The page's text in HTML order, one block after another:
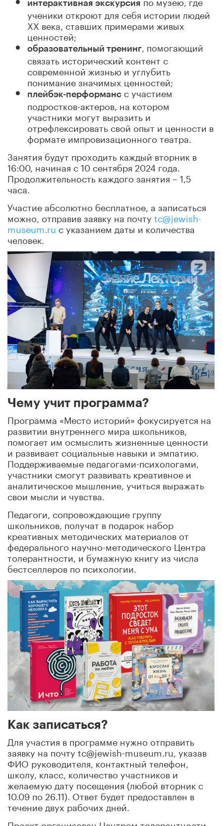
интерактивная экскурсия
ученики откроют для себя истории людей
ХХ века, ставших примерами живых
ценностей;
образовательный тренинг
, помогающий
связать исторический контент с
современной жизнью и углубить
понимание значимых ценностей;
плейбэк-перформанс с участием
подростков-актеров, на котором
участники могут выразить и
отрефлексировать свой опыт и ценности в
формате импровизационного театра.
Занятия будут проходить каждый вторник в
16:00, начиная с 10 сентября 2024 года.
Продолжительность каждого занятия – 1,5
часа.
Участие абсолютно бесплатное, а записаться
можно, отправив заявку на почту tc@jewish-
museum.ruс указанием даты и количества
человек.
Чему учит программа?
Программа «Место историй» фокусируется на
развитии внутреннего мира школьников,
помогает им осмыслить жизненные ценности
и развивает социальные навыки и эмпатию.
Поддерживаемые педагогами-психологами,
участники смогут развивать креативное и
аналитическое мышление, учиться выражать
свои мысли и чувства.
Педагоги, сопровождающие группу
школьников, получат в подарок набор
креативных методических материалов от
федерального научно-методического Центра
толерантности, и бумажную книгу из числа
бестселлеров по психологии.
Как записаться?
Для участия в программе нужно отправить
заявку на почту tc@jewish-museum.ru, указав
ФИО руководителя, контактный телефон,
школу, класс, количество участников и
желаемую дату посещения (любой вторник с
10.09 по 26.11). Ответ будет предоставлен в
течение двух рабочих дней.